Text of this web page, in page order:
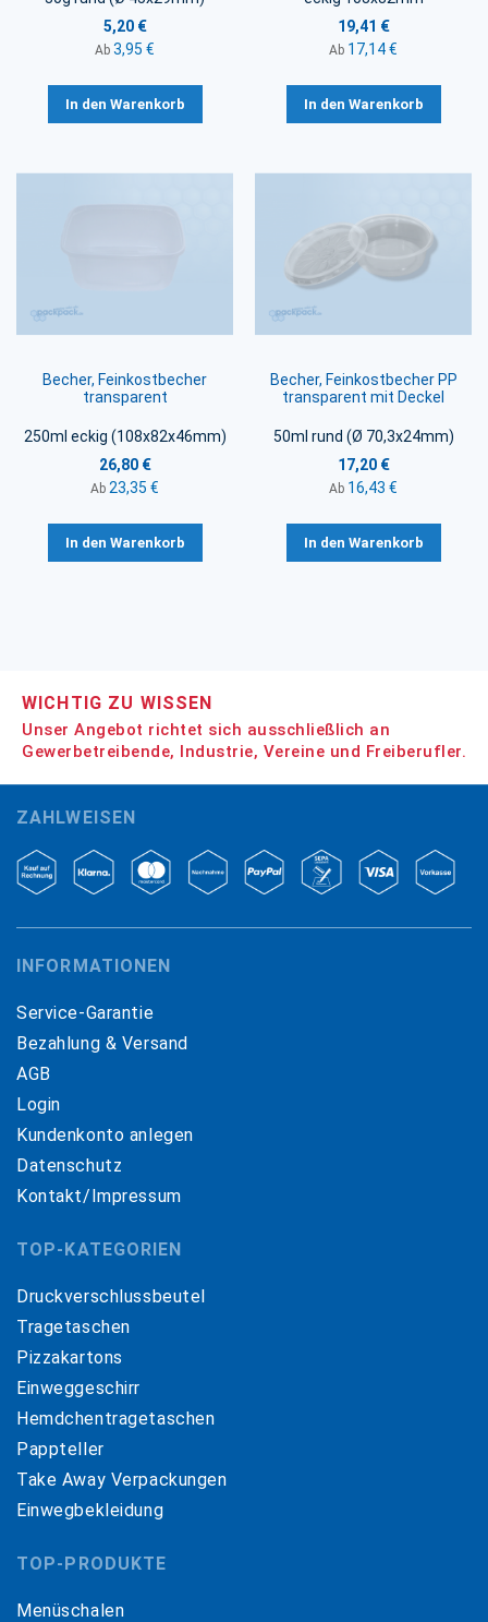
5,20 €
Ab 3,95 €
In den Warenkorb
19,41 €
Ab 17,14 €
In den Warenkorb
Becher, Feinkostbecher
transparent
250ml eckig (108x82x46mm)
26,80 €
Ab 23,35 €
In den Warenkorb
Becher, Feinkostbecher PP
transparent mit Deckel
50ml rund (Ø 70,3x24mm)
17,20 €
Ab 16,43 €
In den Warenkorb
WICHTIG ZU WISSEN
Unser Angebot richtet sich ausschließlich an
Gewerbetreibende, Industrie, Vereine und Freiberufler.
ZAHLWEISEN
INFORMATIONEN
Service-Garantie
Bezahlung & Versand
AGB
Login
Kundenkonto anlegen
Datenschutz
Kontakt/Impressum
TOP-KATEGORIEN
Druckverschlussbeutel
Tragetaschen
Pizzakartons
Einweggeschirr
Hemdchentragetaschen
Pappteller
Take Away Verpackungen
Einwegbekleidung
TOP-PRODUKTE
Menüschalen